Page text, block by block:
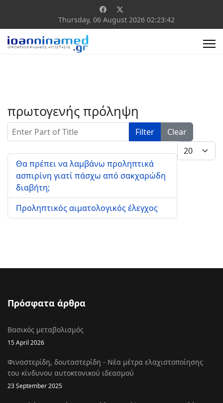
Thursday, 06 August 2026 02:23:42
πρωτογενής πρόληψη
Enter Part of Title Filter
Clear
Display #
Θα πρέπει να λαμβάνω προληπτικά
ασπιρίνη γιατί πάσχω από σακχαρώδη
διαβήτη;
Προληπτικός αιματολογικός έλεγχος
Πρόσφατα άρθρα
Βασικός μεταβολισμός
15 April 2026
Φιναστερίδη, δουταστερίδη - Νέα μέτρα ελαχιστοποίησης
του κίνδυνου αυτοκτονικού ιδεασμού
23 September 2025